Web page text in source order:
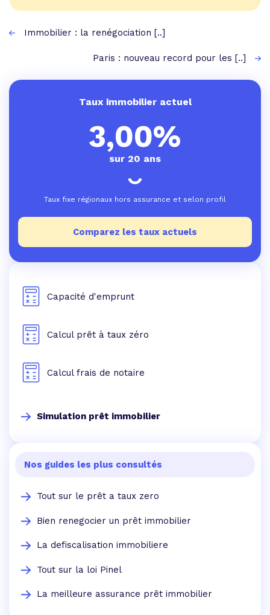
Immobilier : la renégociation [..]
Paris : nouveau record pour les [..]
Taux immobilier actuel
3,00%
sur 20 ans
Taux fixe régionaux hors assurance et selon profil
Comparez les taux actuels
Capacité d'emprunt
Calcul prêt à taux zéro
Calcul frais de notaire
Simulation prêt immobilier
Nos guides les plus consultés
Tout sur le prêt a taux zero
Bien renegocier un prêt immobilier
La defiscalisation immobiliere
Tout sur la loi Pinel
La meilleure assurance prêt immobilier